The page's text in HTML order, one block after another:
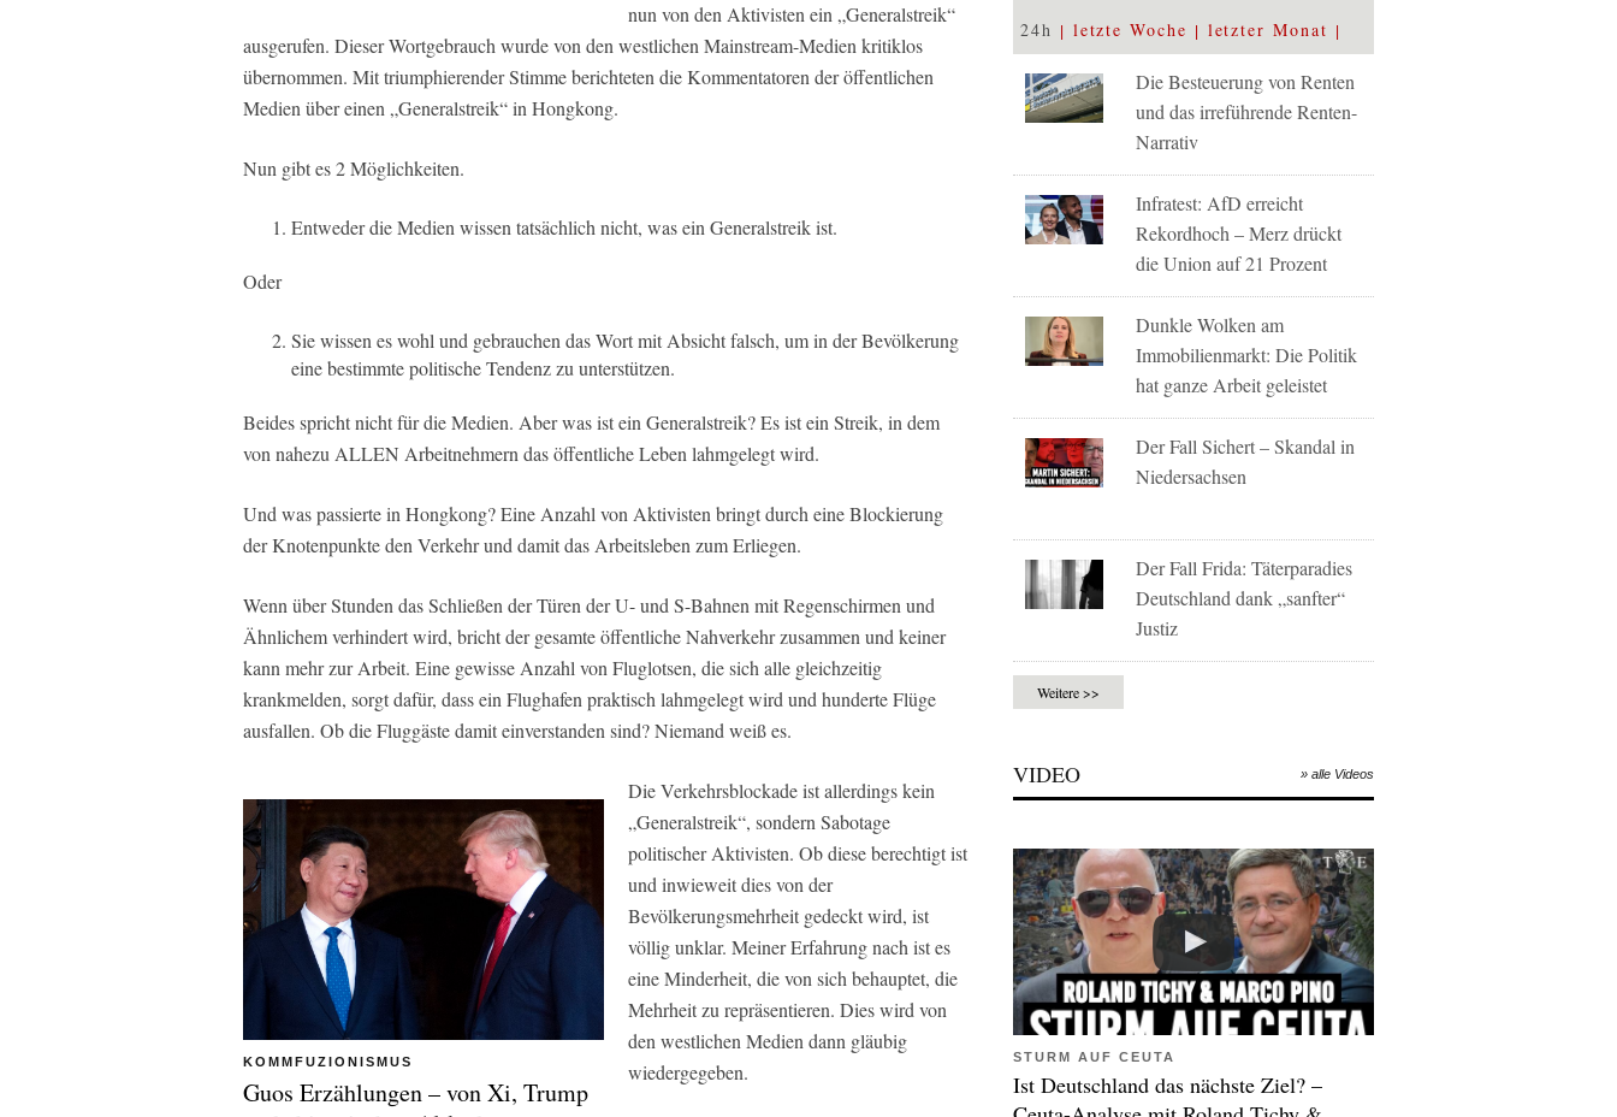
nun von den Aktivisten ein „Generalstreik“
ausgerufen. Dieser Wortgebrauch wurde von den westlichen Mainstream-Medien kritiklos
übernommen. Mit triumphierender Stimme berichteten die Kommentatoren der öffentlichen
Medien über einen „Generalstreik“ in Hongkong.
Nun gibt es 2 Möglichkeiten.
Entweder die Medien wissen tatsächlich nicht, was ein Generalstreik ist.
Oder
Sie wissen es wohl und gebrauchen das Wort mit Absicht falsch, um in der Bevölkerung
eine bestimmte politische Tendenz zu unterstützen.
Beides spricht nicht für die Medien. Aber was ist ein Generalstreik? Es ist ein Streik, in dem
von nahezu ALLEN Arbeitnehmern das öffentliche Leben lahmgelegt wird.
Und was passierte in Hongkong? Eine Anzahl von Aktivisten bringt durch eine Blockierung
der Knotenpunkte den Verkehr und damit das Arbeitsleben zum Erliegen.
Wenn über Stunden das Schließen der Türen der U- und S-Bahnen mit Regenschirmen und
Ähnlichem verhindert wird, bricht der gesamte öffentliche Nahverkehr zusammen und keiner
kann mehr zur Arbeit. Eine gewisse Anzahl von Fluglotsen, die sich alle gleichzeitig
krankmelden, sorgt dafür, dass ein Flughafen praktisch lahmgelegt wird und hunderte Flüge
ausfallen. Ob die Fluggäste damit einverstanden sind? Niemand weiß es.
KOMMFUZIONISMUS
Guos Erzählungen – von Xi, Trump
Die Verkehrsblockade ist allerdings kein
„Generalstreik“, sondern Sabotage
politischer Aktivisten. Ob diese berechtigt ist
und inwieweit dies von der
Bevölkerungsmehrheit gedeckt wird, ist
völlig unklar. Meiner Erfahrung nach ist es
eine Minderheit, die von sich behauptet, die
Mehrheit zu repräsentieren. Dies wird von
den westlichen Medien dann gläubig
wiedergegeben.
24h letzte Woche letzter Monat
Die Besteuerung von Renten
und das irreführende Renten-
Narrativ
Infratest: AfD erreicht
Rekordhoch – Merz drückt
die Union auf 21 Prozent
Dunkle Wolken am
Immobilienmarkt: Die Politik
hat ganze Arbeit geleistet
Der Fall Sichert – Skandal in
Niedersachsen
Der Fall Frida: Täterparadies
Deutschland dank „sanfter“
Justiz
Weitere >>
VIDEO » alle Videos
STURM AUF CEUTA
Ist Deutschland das nächste Ziel? –